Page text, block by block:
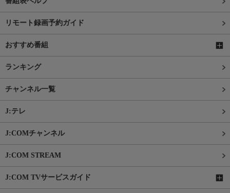
リモート録画予約ガイド
おすすめ番組
ランキング
チャンネル一覧
J:テレ
J:COMチャンネル
J:COM STREAM
J:COM TVサービスガイド